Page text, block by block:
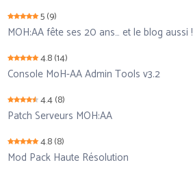
5(9)
MOH:AA fête ses 20 ans… et le blog aussi !
4.8(14)
Console MoH-AA Admin Tools v3.2
4.4(8)
Patch Serveurs MOH:AA
4.8(8)
Mod Pack Haute Résolution